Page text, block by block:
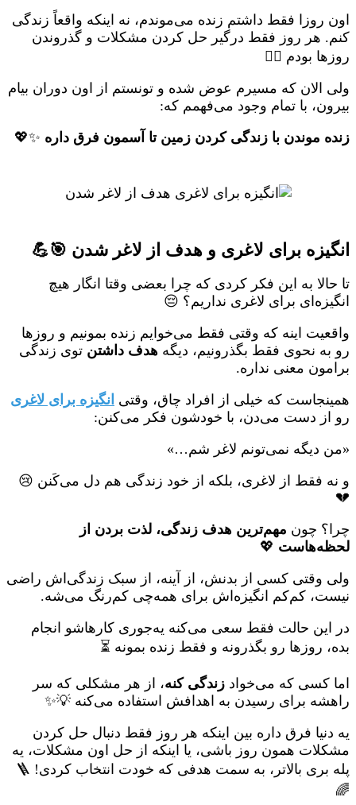
اون روزا فقط داشتم زنده می‌موندم، نه اینکه واقعاً زندگی
کنم. هر روز فقط درگیر حل کردن مشکلات و گذروندن
روزها بودم 😵‍💫
ولی الان که مسیرم عوض شده و تونستم از اون دوران بیام
بیرون، با تمام وجود می‌فهمم که:
زنده موندن با زندگی کردن زمین تا آسمون فرق داره ✨💖
انگیزه برای لاغری و هدف از لاغر شدن 🎯💪
تا حالا به این فکر کردی که چرا بعضی وقتا انگار هیچ
انگیزه‌ای برای لاغری نداریم؟ 😔
واقعیت اینه که وقتی فقط می‌خوایم زنده بمونیم و روزها
رو به نحوی فقط بگذرونیم، دیگه هدف داشتن توی زندگی
برامون معنی نداره.
همینجاست که خیلی از افراد چاق، وقتی انگیزه برای لاغری
رو از دست می‌دن، با خودشون فکر می‌کنن:
«من دیگه نمی‌تونم لاغر شم…»
و نه فقط از لاغری، بلکه از خود زندگی هم دل می‌کَنن 😢
💔
چرا؟ چون مهم‌ترین هدف زندگی، لذت بردن از
لحظه‌هاست 💖
ولی وقتی کسی از بدنش، از آینه، از سبک زندگی‌اش راضی
نیست، کم‌کم انگیزه‌اش برای همه‌چی کم‌رنگ می‌شه.
در این حالت فقط سعی می‌کنه یه‌جوری کارهاشو انجام
بده، روزها رو بگذرونه و فقط زنده بمونه ⏳
اما کسی که می‌خواد زندگی کنه، از هر مشکلی که سر
راهشه برای رسیدن به اهدافش استفاده می‌کنه 💡✨
یه دنیا فرق داره بین اینکه هر روز فقط دنبال حل کردن
مشکلات همون روز باشی، یا اینکه از حل اون مشکلات، یه
پله بری بالاتر، به سمت هدفی که خودت انتخاب کردی! 🪜
🌈